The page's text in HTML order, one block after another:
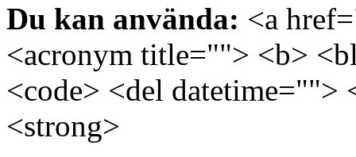
Du kan använda: <a
<acronym title=""> <b>
<code> <del
<strong>